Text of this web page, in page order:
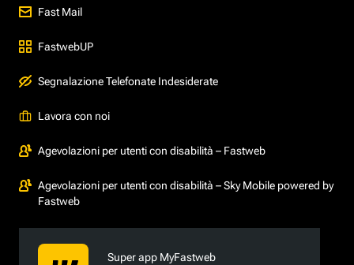
Fast Mail
FastwebUP
Segnalazione Telefonate Indesiderate
Lavora con noi
Agevolazioni per utenti con disabilità – Fastweb
Agevolazioni per utenti con disabilità – Sky Mobile powered by
Fastweb
Super app MyFastweb